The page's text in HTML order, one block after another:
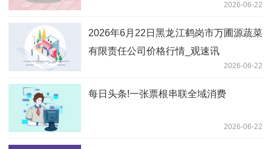
2026-06-22
2026年6月22日黑龙江鹤岗市万圃源蔬菜
有限责任公司价格行情_观速讯
2026-06-22
每日头条!一张票根串联全域消费
2026-06-22